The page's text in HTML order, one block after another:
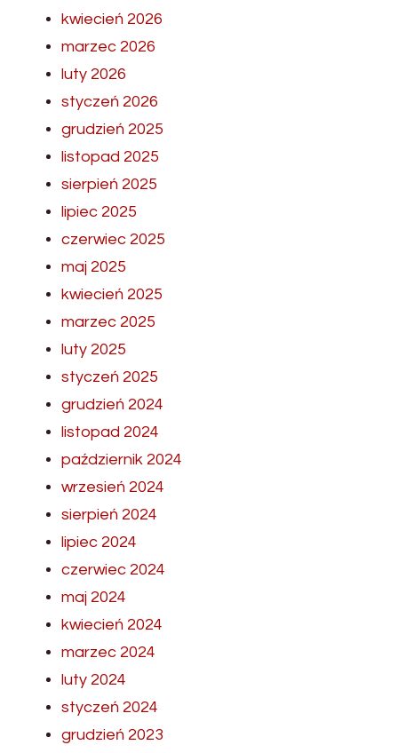
kwiecień 2026
marzec 2026
luty 2026
styczeń 2026
grudzień 2025
listopad 2025
sierpień 2025
lipiec 2025
czerwiec 2025
maj 2025
kwiecień 2025
marzec 2025
luty 2025
styczeń 2025
grudzień 2024
listopad 2024
październik 2024
wrzesień 2024
sierpień 2024
lipiec 2024
czerwiec 2024
maj 2024
kwiecień 2024
marzec 2024
luty 2024
styczeń 2024
grudzień 2023